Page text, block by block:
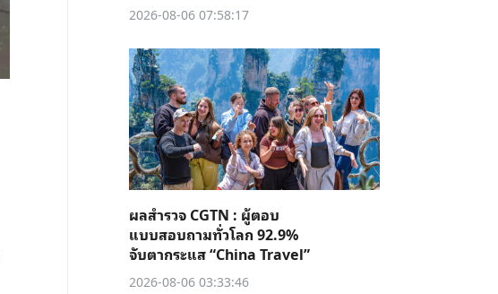
2026-08-06 07:58:17
ผลสำรวจ CGTN : ผู้ตอบ
แบบสอบถามทั่วโลก 92.9%
จับตากระแส “China Travel”
2026-08-06 03:33:46